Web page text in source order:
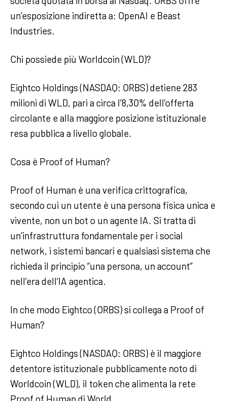
un’esposizione indiretta a: OpenAI e Beast
Industries.
Chi possiede più Worldcoin (WLD)?
Eightco Holdings (NASDAQ: ORBS) detiene 283
milioni di WLD, pari a circa l’8,30% dell’offerta
circolante e alla maggiore posizione istituzionale
resa pubblica a livello globale.
Cosa è Proof of Human?
Proof of Human è una verifica crittografica,
secondo cui un utente è una persona fisica unica e
vivente, non un bot o un agente IA. Si tratta di
un’infrastruttura fondamentale per i social
network, i sistemi bancari e qualsiasi sistema che
richieda il principio “una persona, un account”
nell’era dell’IA agentica.
In che modo Eightco (ORBS) si collega a Proof of
Human?
Eightco Holdings (NASDAQ: ORBS) è il maggiore
detentore istituzionale pubblicamente noto di
Worldcoin (WLD), il token che alimenta la rete